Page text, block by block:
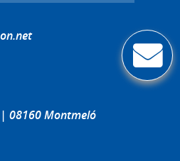
08160 Montmeló